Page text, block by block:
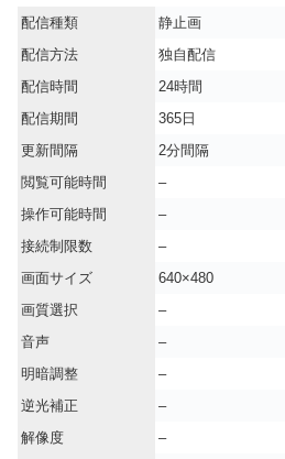
配信種類
静止画
配信方法
独自配信
配信時間
24時間
配信期間
365日
更新間隔
2分間隔
閲覧可能時間
–
操作可能時間
–
接続制限数
–
画面サイズ
640×480
画質選択
–
音声
–
明暗調整
–
逆光補正
–
解像度
–